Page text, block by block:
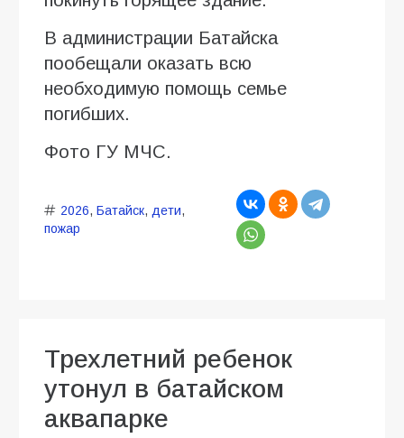
В администрации Батайска
пообещали оказать всю
необходимую помощь семье
погибших.
Фото ГУ МЧС.
2026, Батайск, дети,
пожар
Трехлетний ребенок
утонул в батайском
аквапарке